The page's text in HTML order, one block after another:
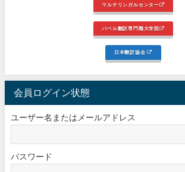
マルチリンガルセンター
バベル翻訳専門職大学院
日本翻訳協会
会員ログイン状態
ユーザー名またはメールアドレス
パスワード